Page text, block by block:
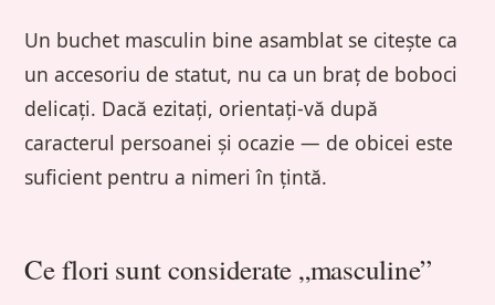
Un buchet masculin bine asamblat se citește ca
un accesoriu de statut, nu ca un braț de boboci
delicați. Dacă ezitați, orientați-vă după
caracterul persoanei și ocazie — de obicei este
suficient pentru a nimeri în țintă.
Ce flori sunt considerate „masculine”